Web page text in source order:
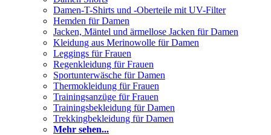
Damen-T-Shirts und -Oberteile mit UV-Filter
Hemden für Damen
Jacken, Mäntel und ärmellose Jacken für Damen
Kleidung aus Merinowolle für Damen
Leggings für Frauen
Regenkleidung für Frauen
Sportunterwäsche für Damen
Thermokleidung für Frauen
Trainingsanzüge für Frauen
Trainingsbekleidung für Damen
Trekkingbekleidung für Damen
Mehr sehen...